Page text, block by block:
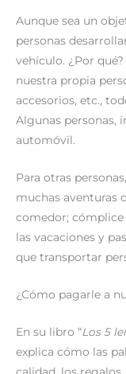
Aunque sea un
personas
vehículo. ¿Por
nuestra propia
accesorios, etc.,
Algunas personas,
automóvil.
Para otras
muchas aventuras
comedor;
las vacaciones y
que transportar
¿Cómo pagarle a
En su libro “Los 5
explica cómo las